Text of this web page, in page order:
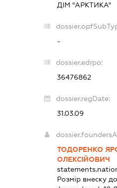
ДІМ "АРКТИКА"
-
dossier.edrpo:
36476862
dossier.regDate:
31.03.09
ТОДОРЕНКО
ОЛЕКСІЙОВИЧ
Розмір внеску